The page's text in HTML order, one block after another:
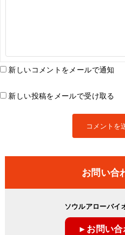
新しいコメントをメールで通知
新しい投稿をメールで受け取る
お問い合
ソウルアローバイ
▸ お問い